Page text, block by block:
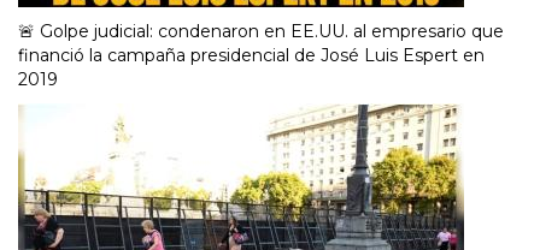
🚨 Golpe judicial: condenaron en EE.UU. al empresario que
financió la campaña presidencial de José Luis Espert en
2019